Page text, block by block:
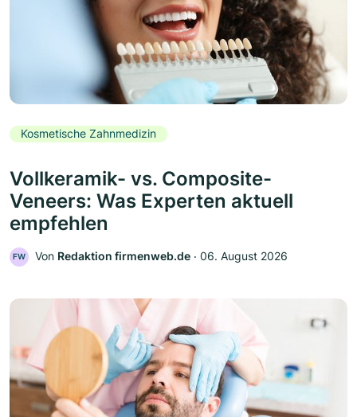
Kosmetische Zahnmedizin
Vollkeramik- vs. Composite-
Veneers: Was Experten aktuell
empfehlen
FW Von Redaktion firmenweb.de ‧ 06. August 2026